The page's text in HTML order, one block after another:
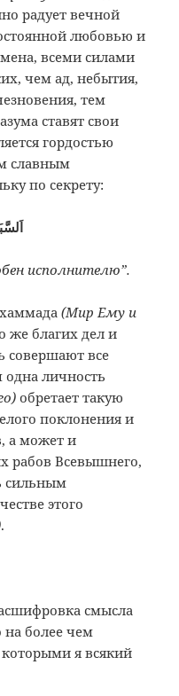
радует вечной
любовью и
всеми силами
чем ад, небытия,
тем
ставят свои
гордостью
славным
по секрету:
исполнителю”.
(Мир Ему и
же благих дел и
совершают все
личность
обретает такую
поклонения и
а может и
рабов Всевышнего,
сильным
этого
.
смысла
на более чем
которыми я всякий